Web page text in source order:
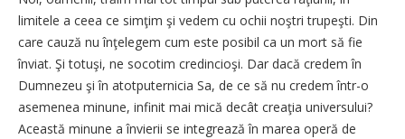
limitele a ceea ce simţim şi vedem cu ochii noştri trupeşti. Din
care cauză nu înţelegem cum este posibil ca un mort să fie
înviat. Şi totuşi, ne socotim credincioşi. Dar dacă credem în
Dumnezeu şi în atotputernicia Sa, de ce să nu credem într-o
asemenea minune, infinit mai mică decât creaţia universului?
Această minune a învierii se integrează în marea operă de